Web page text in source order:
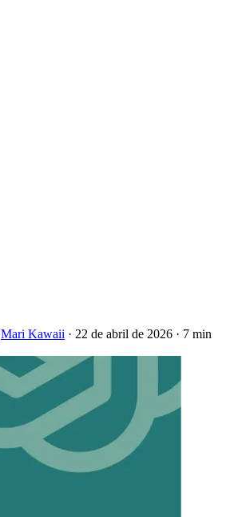
Mari Kawaii · 22 de abril de 2026 · 7 min